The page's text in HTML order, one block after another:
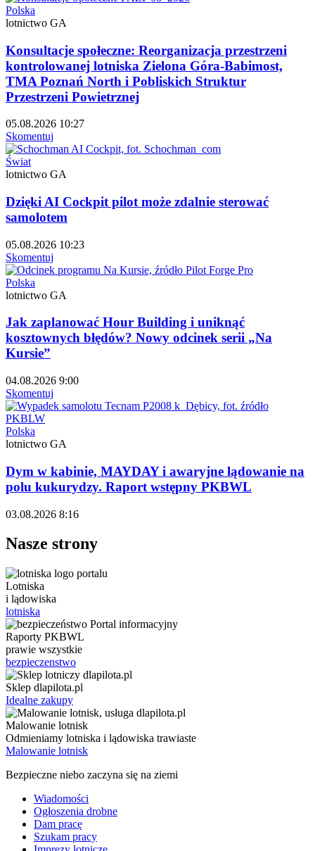
Polska
lotnictwo GA
Konsultacje społeczne: Reorganizacja przestrzeni
kontrolowanej lotniska Zielona Góra-Babimost,
TMA Poznań North i Pobliskich Struktur
Przestrzeni Powietrznej
05.08.2026 10:27
Skomentuj
Świat
lotnictwo GA
Dzięki AI Cockpit pilot może zdalnie sterować
samolotem
05.08.2026 10:23
Skomentuj
Polska
lotnictwo GA
Jak zaplanować Hour Building i uniknąć
kosztownych błędów? Nowy odcinek serii „Na
Kursie”
04.08.2026 9:00
Skomentuj
Polska
lotnictwo GA
Dym w kabinie, MAYDAY i awaryjne lądowanie na
polu kukurydzy. Raport wstępny PKBWL
03.08.2026 8:16
Nasze strony
Lotniska
i lądowiska
lotniska
Raporty PKBWL
prawie wszystkie
bezpieczenstwo
Sklep dlapilota.pl
Idealne zakupy
Malowanie lotnisk
Odmieniamy lotniska i lądowiska trawiaste
Malowanie lotnisk
Bezpieczne niebo zaczyna się na ziemi
Wiadomości
Ogłoszenia drobne
Dam pracę
Szukam pracy